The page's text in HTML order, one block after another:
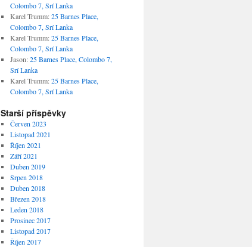
Colombo 7, Srí Lanka
Karel Trumm:25 Barnes Place,
Colombo 7, Srí Lanka
Karel Trumm:25 Barnes Place,
Colombo 7, Srí Lanka
Jason:25 Barnes Place, Colombo 7,
Srí Lanka
Karel Trumm:25 Barnes Place,
Colombo 7, Srí Lanka
Starší příspěvky
Červen 2023
Listopad 2021
Říjen 2021
Září 2021
Duben 2019
Srpen 2018
Duben 2018
Březen 2018
Leden 2018
Prosinec 2017
Listopad 2017
Říjen 2017